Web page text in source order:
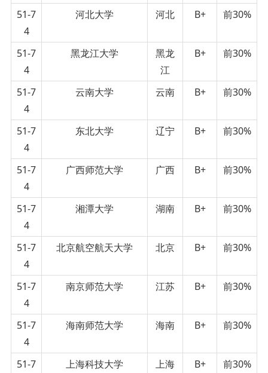
51-7
4
河北大学 河北 B+ 前30%
51-7
4
黑龙江大学
黑龙
江
B+ 前30%
51-7
4
云南大学 云南 B+ 前30%
51-7
4
东北大学 辽宁 B+ 前30%
51-7
4
广西师范大学 广西 B+ 前30%
51-7
4
湘潭大学 湖南 B+ 前30%
51-7
4
北京航空航天大学 北京 B+ 前30%
51-7
4
南京师范大学 江苏 B+ 前30%
51-7
4
海南师范大学 海南 B+ 前30%
51-7
上海科技大学 上海 B+ 前30%